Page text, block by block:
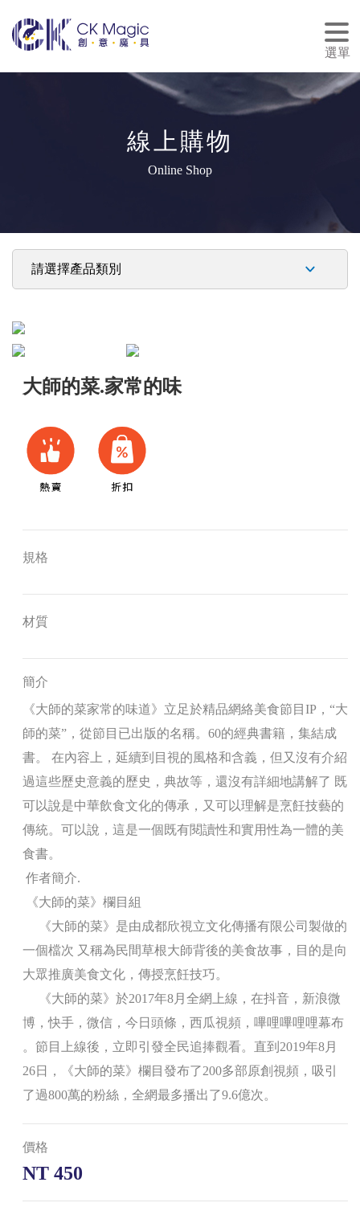
選單
線上購物
Online Shop
大師的菜.家常的味
規格
材質
簡介
《大師的菜家常的味道》立足於精品網絡美食節目IP，“大
師的菜”，從節目已出版的名稱。60的經典書籍，集結成
書。 在內容上，延續到目視的風格和含義，但又沒有介紹
過這些歷史意義的歷史，典故等，還沒有詳細地講解了 既
可以說是中華飲食文化的傳承，又可以理解是烹飪技藝的
傳統。可以說，這是一個既有閱讀性和實用性為一體的美
食書。
作者簡介.
《大師的菜》欄目組
《大師的菜》是由成都欣視立文化傳播有限公司製做的
一個檔次 又稱為民間草根大師背後的美食故事，目的是向
大眾推廣美食文化，傳授烹飪技巧。
《大師的菜》於2017年8月全網上線，在抖音，新浪微
博，快手，微信，今日頭條，西瓜視頻，嗶哩嗶哩哩幕布
。節目上線後，立即引發全民追捧觀看。直到2019年8月
26日，《大師的菜》欄目發布了200多部原創視頻，吸引
了過800萬的粉絲，全網最多播出了9.6億次。
價格
NT 450